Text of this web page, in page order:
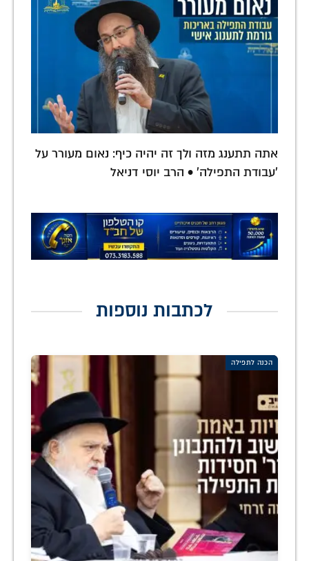
אתה תתענג מזה ולך זה יהיה כיף: נאום מעורר על
'עבודת התפילה' • הרב יוסי דניאל
לכתבות נוספות
הכנה לתפילה